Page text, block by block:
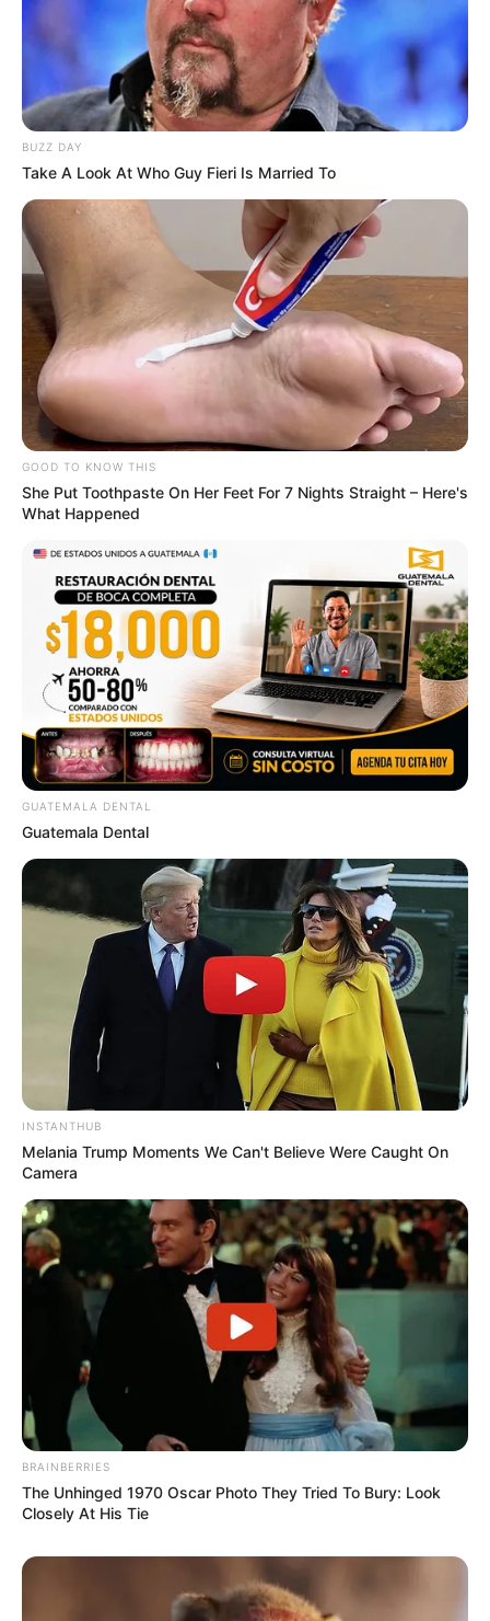
BUZZ DAY
Take A Look At Who Guy Fieri Is Married To
GOOD TO KNOW THIS
She Put Toothpaste On Her Feet For 7 Nights Straight – Here's
What Happened
GUATEMALA DENTAL
Guatemala Dental
INSTANTHUB
Melania Trump Moments We Can't Believe Were Caught On
Camera
BRAINBERRIES
The Unhinged 1970 Oscar Photo They Tried To Bury: Look
Closely At His Tie